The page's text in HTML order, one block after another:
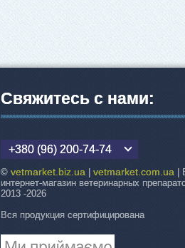
Свяжитесь с нами:
+380 (96) 200-74-74
©vetmarket.biz.ua |vetmarket.com.ua |
интернет-магазин ветеринарных
2013 -2026
Вся продукция сертифицирована